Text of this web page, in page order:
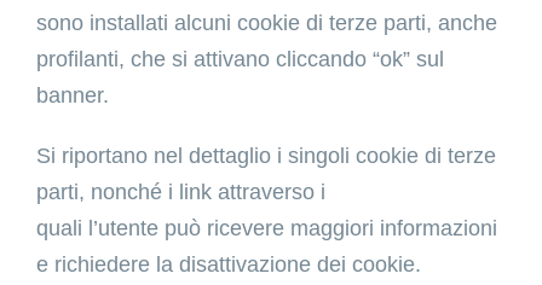
sono installati alcuni cookie di terze parti, anche
profilanti, che si attivano cliccando “ok” sul
banner.
Si riportano nel dettaglio i singoli cookie di terze
parti, nonché i link attraverso i
quali l’utente può ricevere maggiori informazioni
e richiedere la disattivazione dei cookie.